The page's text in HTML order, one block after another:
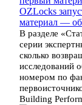
OZLocks
материал — об
В разделе
серии
сколько
исследований
номером по
Building